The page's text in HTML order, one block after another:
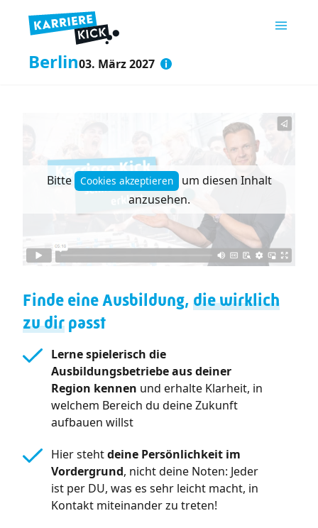
Berlin03. März 2027
Bitte Cookies akzeptieren
um diesen Inhalt
anzusehen.
Finde eine Ausbildung, die wirklich
zu dir passt
Lerne spielerisch die
Ausbildungsbetriebe aus deiner
Region kennen und erhalte Klarheit, in
welchem Bereich du deine Zukunft
aufbauen willst
Hier stehtdeine Persönlichkeit im
Vordergrund, nicht deine Noten: Jeder
ist per DU, was es sehr leicht macht, in
Kontakt miteinander zu treten!